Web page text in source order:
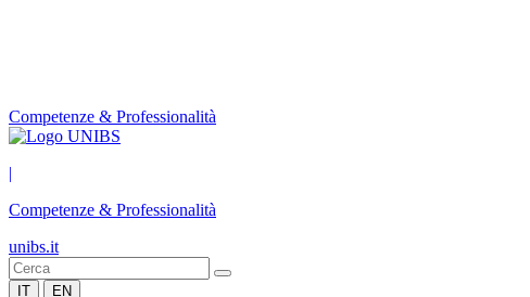
Competenze & Professionalità
|
Competenze & Professionalità
unibs.it
IT EN